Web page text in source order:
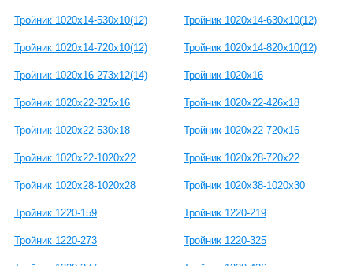
Тройник 1020x14-530x10(12) Тройник 1020x14-630x10(12)
Тройник 1020x14-720x10(12) Тройник 1020x14-820x10(12)
Тройник 1020x16-273x12(14) Тройник 1020x16
Тройник 1020x22-325x16 Тройник 1020x22-426x18
Тройник 1020x22-530x18 Тройник 1020x22-720x16
Тройник 1020x22-1020х22 Тройник 1020x28-720x22
Тройник 1020x28-1020х28 Тройник 1020x38-1020x30
Тройник 1220-159 Тройник 1220-219
Тройник 1220-273 Тройник 1220-325